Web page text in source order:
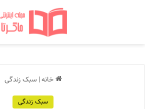
خانه| سبک زندگی
سبک زندگی